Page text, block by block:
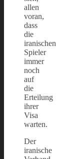
allen
voran,
dass
die
iranischen
Spieler
immer
noch
auf
die
Erteilung
ihrer
Visa
warten.
Der
iranische